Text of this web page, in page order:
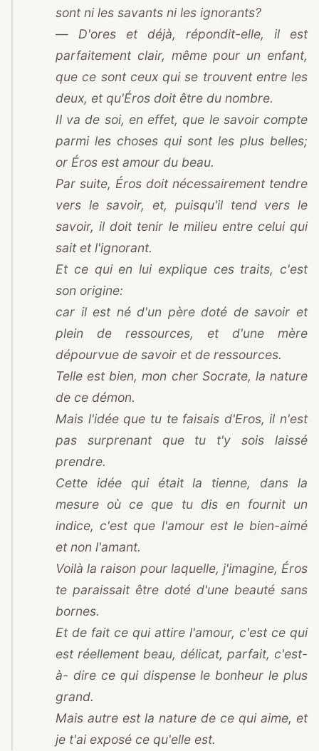
sont ni les savants ni les ignorants?
— D'ores et déjà, répondit-elle, il est
parfaitement clair, même pour un enfant,
que ce sont ceux qui se trouvent entre les
deux, et qu'Éros doit être du nombre.
Il va de soi, en effet, que le savoir compte
parmi les choses qui sont les plus belles;
or Éros est amour du beau.
Par suite, Éros doit nécessairement tendre
vers le savoir, et, puisqu'il tend vers le
savoir, il doit tenir le milieu entre celui qui
sait et l'ignorant.
Et ce qui en lui explique ces traits, c'est
son origine:
car il est né d'un père doté de savoir et
plein de ressources, et d'une mère
dépourvue de savoir et de ressources.
Telle est bien, mon cher Socrate, la nature
de ce démon.
Mais l'idée que tu te faisais d'Eros, il n'est
pas surprenant que tu t'y sois laissé
prendre.
Cette idée qui était la tienne, dans la
mesure où ce que tu dis en fournit un
indice, c'est que l'amour est le bien-aimé
et non l'amant.
Voilà la raison pour laquelle, j'imagine, Éros
te paraissait être doté d'une beauté sans
bornes.
Et de fait ce qui attire l'amour, c'est ce qui
est réellement beau, délicat, parfait, c'est-
à- dire ce qui dispense le bonheur le plus
grand.
Mais autre est la nature de ce qui aime, et
je t'ai exposé ce qu'elle est.